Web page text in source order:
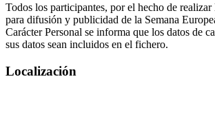
Todos los participantes, por el hecho de
para difusión y publicidad de la Semana
Carácter Personal se informa que los datos de
sus datos sean incluidos en el fichero.
Localización